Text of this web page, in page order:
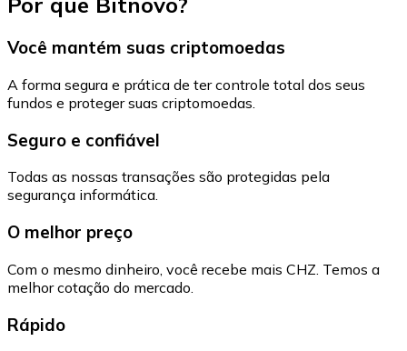
Você mantém suas criptomoedas
A forma segura e prática de ter controle total dos seus
fundos e proteger suas criptomoedas.
Seguro e confiável
Todas as nossas transações são protegidas pela
segurança informática.
O melhor preço
Com o mesmo dinheiro, você recebe mais CHZ. Temos a
melhor cotação do mercado.
Rápido